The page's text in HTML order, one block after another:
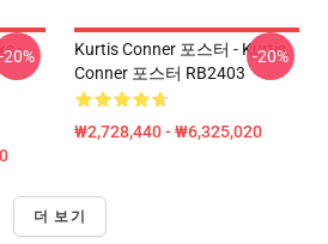
-
-20%
Kurtis Conner 포스터 - Kurtis
Conner 포스터 RB2403
₩2,728,440 - ₩6,325,020
-20%
더 보기